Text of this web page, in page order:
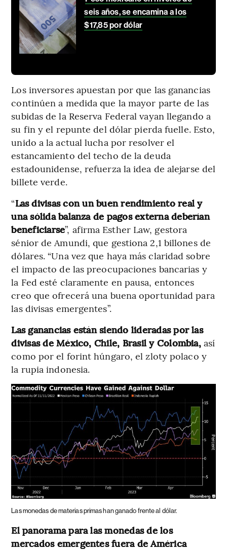
seis años, se encamina a los
$17,85 por dólar
Los inversores apuestan por que las ganancias
continúen a medida que la mayor parte de las
subidas de la Reserva Federal vayan llegando a
su fin y el repunte del dólar pierda fuelle. Esto,
unido a la actual lucha por resolver el
estancamiento del techo de la deuda
estadounidense, refuerza la idea de alejarse del
billete verde.
“Las divisas con un buen rendimiento real y
una sólida balanza de pagos externa deberían
beneficiarse”, afirma Esther Law, gestora
sénior de Amundi, que gestiona 2,1 billones de
dólares. “Una vez que haya más claridad sobre
el impacto de las preocupaciones bancarias y
la Fed esté claramente en pausa, entonces
creo que ofrecerá una buena oportunidad para
las divisas emergentes”.
Las ganancias están siendo lideradas por las
divisas de México, Chile, Brasil y Colombia,así
como por el forint húngaro, el zloty polaco y
la rupia indonesia.
Las monedas de materias primas han ganado frente al dólar.
El panorama para las monedas de los
mercados emergentes fuera de América